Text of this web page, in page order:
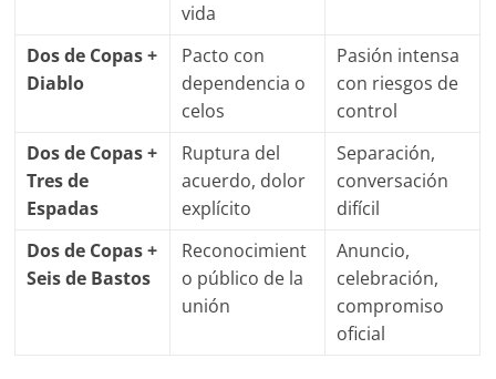
vida
Dos de Copas +
Diablo
Pacto con
dependencia o
celos
Pasión intensa
con riesgos de
control
Dos de Copas +
Tres de
Espadas
Ruptura del
acuerdo, dolor
explícito
Separación,
conversación
difícil
Dos de Copas +
Seis de Bastos
Reconocimient
o público de la
unión
Anuncio,
celebración,
compromiso
oficial